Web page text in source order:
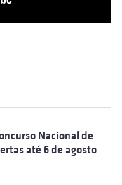
Nacional de
até 6 de agosto